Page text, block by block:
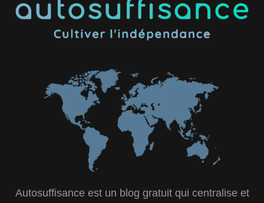
Autosuffisance est un blog gratuit qui centralise et